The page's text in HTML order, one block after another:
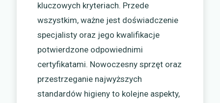
kluczowych kryteriach. Przede
wszystkim, ważne jest doświadczenie
specjalisty oraz jego kwalifikacje
potwierdzone odpowiednimi
certyfikatami. Nowoczesny sprzęt oraz
przestrzeganie najwyższych
standardów higieny to kolejne aspekty,